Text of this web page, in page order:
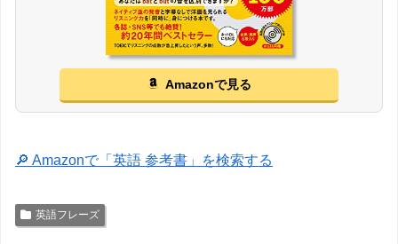
Amazonで見る
🔎 Amazonで「英語 参考書」を検索する
英語フレーズ